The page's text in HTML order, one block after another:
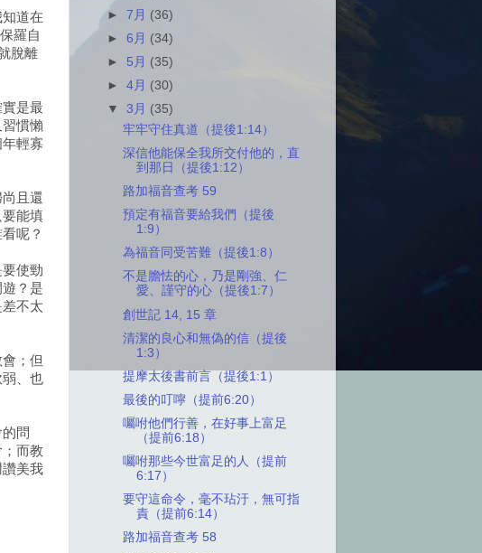
道在
羅自
脫離
是最
慣懶
輕寡
且還
能填
呢？
使勁
？是
不太
；但
、也
問
而教
美我
►7月 (36)
►6月 (34)
► 5月 (35)
►4月 (30)
▼3月 (35)
牢牢守住真道（提後1:14）
深信他能保全我所交付他的，直
到那日（提後1:12）
路加福音查考 59
預定有福音要給我們（提後
1:9）
為福音同受苦難（提後1:8）
不是膽怯的心，乃是剛強、仁
愛、謹守的心（提後1:7）
創世記 14, 15 章
清潔的良心和無偽的信（提後
1:3）
提摩太後書前言（提後1:1）
最後的叮嚀（提前6:20）
囑咐他們行善，在好事上富足
（提前6:18）
囑咐那些今世富足的人（提前
6:17）
要守這命令，毫不玷汙，無可指
責（提前6:14）
路加福音查考 58